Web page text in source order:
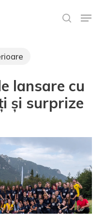
search
Meniu rapid
lansare cu
și surprize